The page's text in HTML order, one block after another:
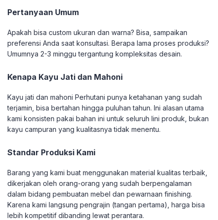
Pertanyaan Umum
Apakah bisa custom ukuran dan warna? Bisa, sampaikan
preferensi Anda saat konsultasi. Berapa lama proses produksi?
Umumnya 2-3 minggu tergantung kompleksitas desain.
Kenapa Kayu Jati dan Mahoni
Kayu jati dan mahoni Perhutani punya ketahanan yang sudah
terjamin, bisa bertahan hingga puluhan tahun. Ini alasan utama
kami konsisten pakai bahan ini untuk seluruh lini produk, bukan
kayu campuran yang kualitasnya tidak menentu.
Standar Produksi Kami
Barang yang kami buat menggunakan material kualitas terbaik,
dikerjakan oleh orang-orang yang sudah berpengalaman
dalam bidang pembuatan mebel dan pewarnaan finishing.
Karena kami langsung pengrajin (tangan pertama), harga bisa
lebih kompetitif dibanding lewat perantara.